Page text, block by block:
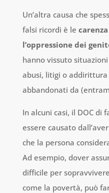
Un’altra causa che
falsi ricordi è le
l’oppressione dei
hanno vissuto
abusi, litigi o
abbandonati da
In alcuni casi, il DOC di
essere causato
che la persona
Ad esempio, dover
difficile per
come la povertà, può